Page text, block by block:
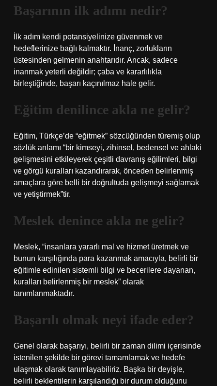
Başarının ilk adımı nedir?
İlk adım kendi potansiyelinize güvenmek ve
hedeflerinize bağlı kalmaktır. İnanç, zorlukların
üstesinden gelmenin anahtarıdır. Ancak, sadece
inanmak yeterli değildir; çaba ve kararlılıkla
birleştiğinde, başarı kaçınılmaz hale gelir.
Eğitim denilince akla ne gelir?
Eğitim, Türkçe’de “eğitmek” sözcüğünden türemiş olup
sözlük anlamı “bir kimseyi, zihinsel, bedensel ve ahlaki
gelişmesini etkileyerek çeşitli davranış eğilimleri, bilgi
ve görgü kuralları kazandırarak, önceden belirlenmiş
amaçlara göre belli bir doğrultuda gelişmeyi sağlamak
ve yetiştirmek”tir.
Meslek denince akla ne gelir?
Meslek, “insanlara yararlı mal ve hizmet üretmek ve
bunun karşılığında para kazanmak amacıyla, belirli bir
eğitimle edinilen sistemli bilgi ve becerilere dayanan,
kuralları belirlenmiş bir meslek” olarak
tanımlanmaktadır.
Başarılı olmak neyi ifade eder?
Genel olarak başarıyı, belirli bir zaman dilimi içerisinde
istenilen şekilde bir görevi tamamlamak ve hedefe
ulaşmak olarak tanımlayabiliriz. Başka bir deyişle,
belirli beklentilerin karşılandığı bir durum olduğunu